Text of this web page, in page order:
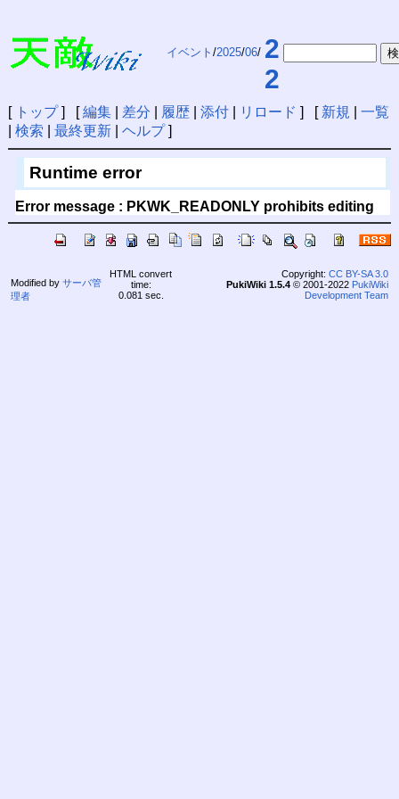
イベント /2025/06/ 2
2
[ トップ] [編集| 差分 履歴| 添付| リロード ] [ 新規
一覧
検索 最終更新| ヘルプ]
Runtime error
Error message : PKWK_READONLY prohibits editing
Modified by サーバ管
理者
HTML convert
time:
0.081 sec.
Copyright: CC BY-SA 3.0
PukiWiki 1.5.4© 2001-2022 PukiWiki
Development Team